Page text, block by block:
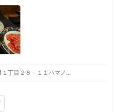
東京都板橋区小茂根１丁目２８－１１ハマノハイツ1F